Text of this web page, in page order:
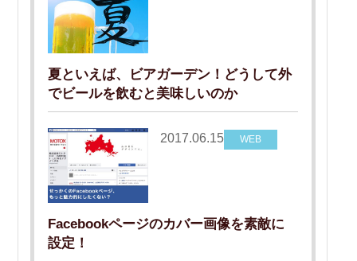
夏といえば、ビアガーデン！どうして外
でビールを飲むと美味しいのか
2017.06.15 WEB
Facebookページのカバー画像を素敵に
設定！